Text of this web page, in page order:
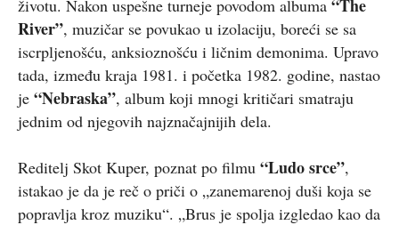
životu. Nakon uspešne turneje povodom albuma “The
River”, muzičar se povukao u izolaciju, boreći se sa
iscrpljenošću, anksioznošću i ličnim demonima. Upravo
tada, između kraja 1981. i početka 1982. godine, nastao
je “Nebraska”, album koji mnogi kritičari smatraju
jednim od njegovih najznačajnijih dela.
Reditelj Skot Kuper, poznat po filmu “Ludo srce”,
istakao je da je reč o priči o „zanemarenoj duši koja se
popravlja kroz muziku“. „Brus je spolja izgledao kao da